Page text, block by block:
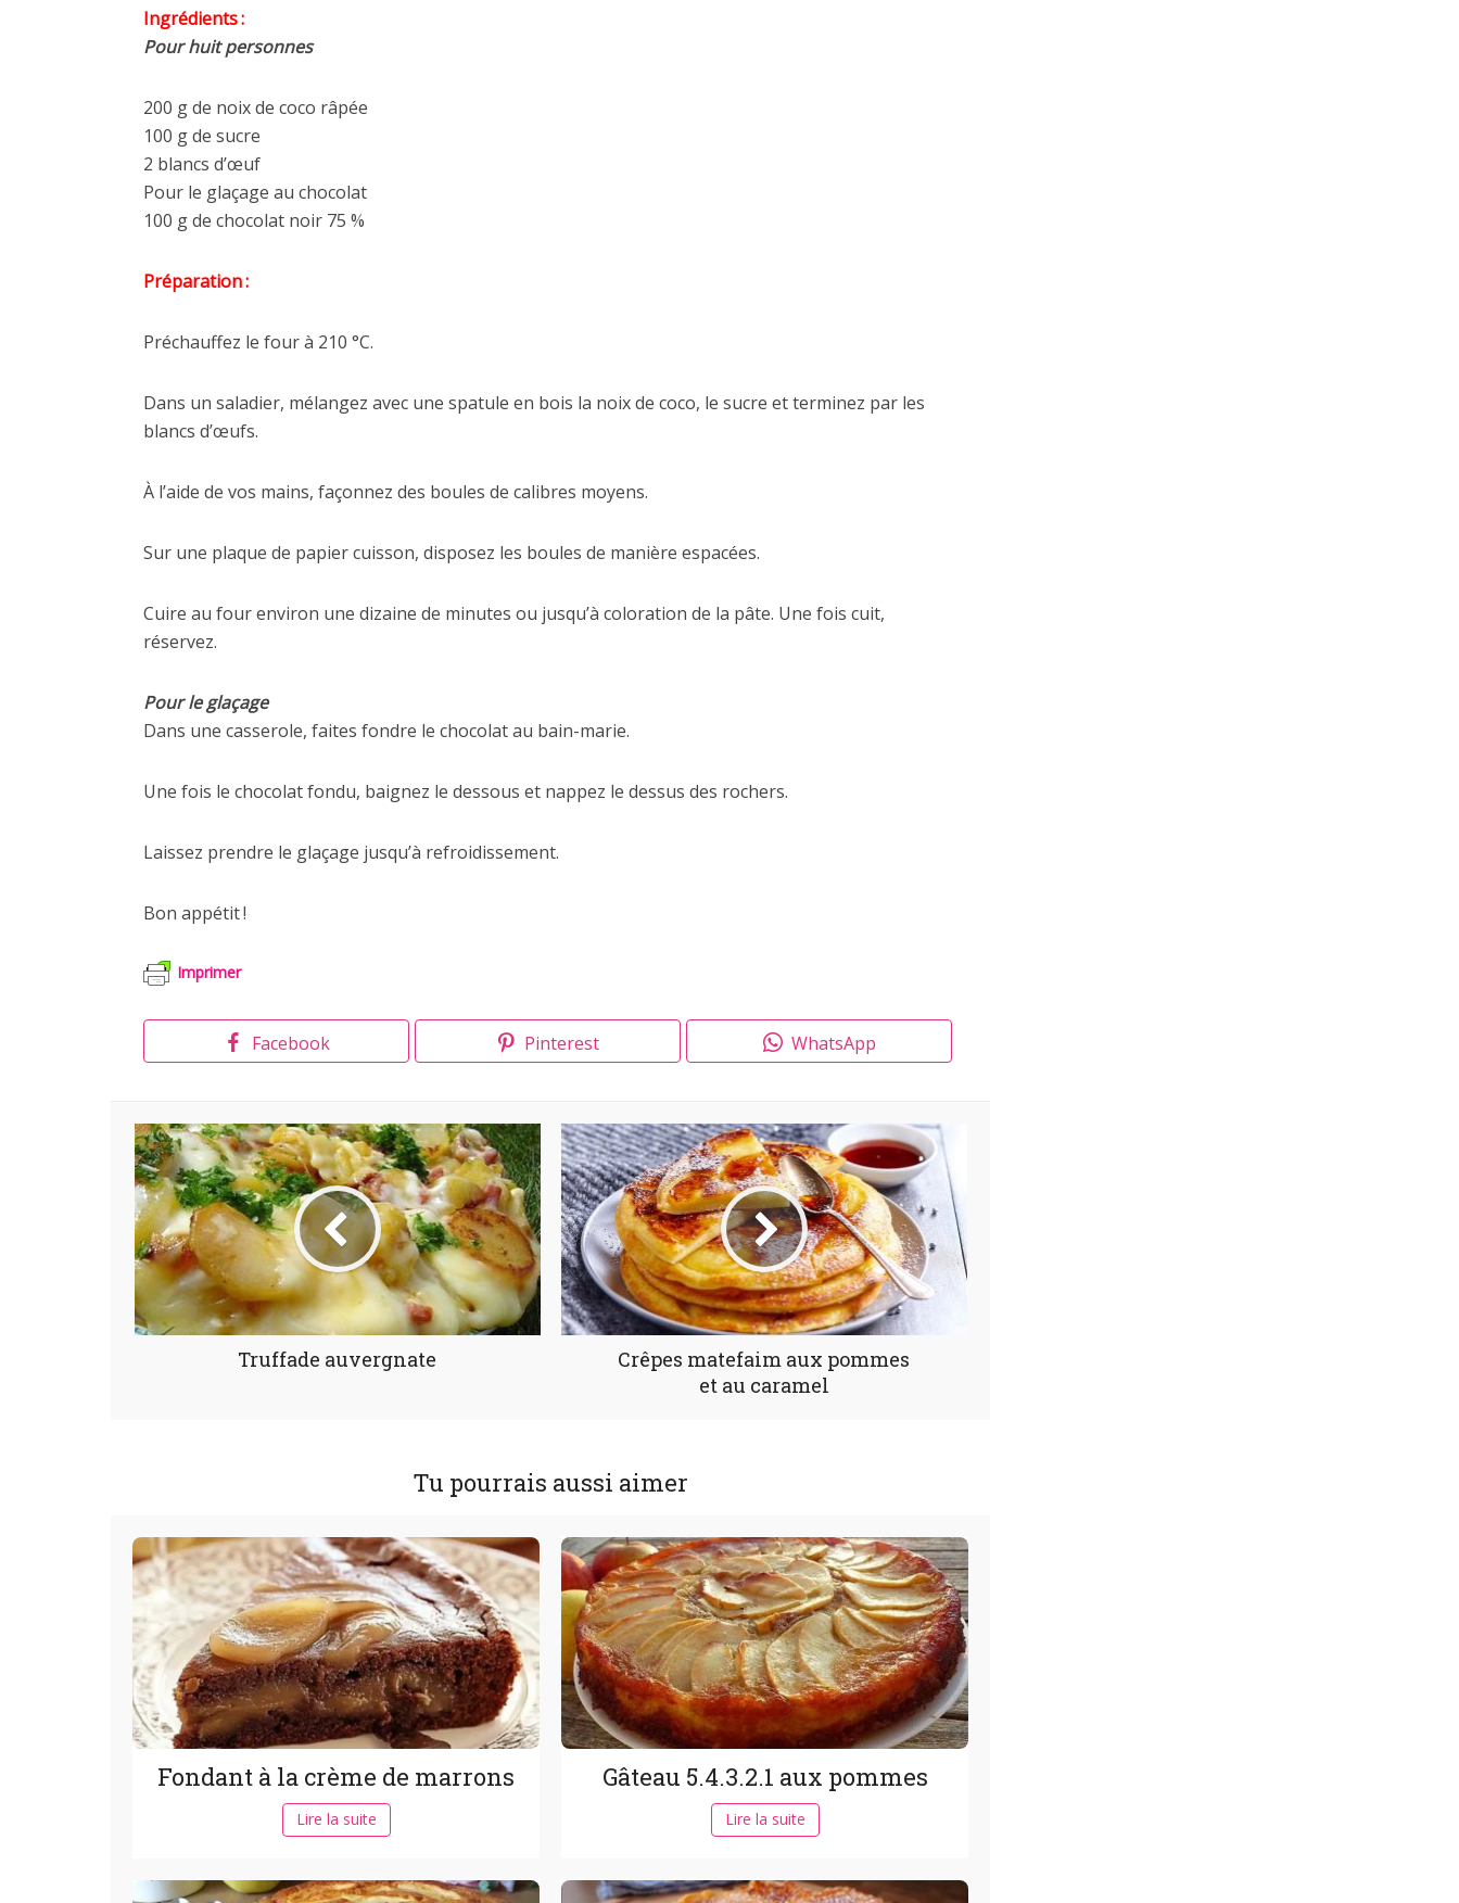
Ingrédients :
Pour huit personnes
200 g de noix de coco râpée
100 g de sucre
2 blancs d’œuf
Pour le glaçage au chocolat
100 g de chocolat noir 75 %
Préparation :
Préchauffez le four à 210 °C.
Dans un saladier, mélangez avec une spatule en bois la noix de coco, le sucre et terminez par les
blancs d’œufs.
À l’aide de vos mains, façonnez des boules de calibres moyens.
Sur une plaque de papier cuisson, disposez les boules de manière espacées.
Cuire au four environ une dizaine de minutes ou jusqu’à coloration de la pâte. Une fois cuit,
réservez.
Pour le glaçage
Dans une casserole, faites fondre le chocolat au bain-marie.
Une fois le chocolat fondu, baignez le dessous et nappez le dessus des rochers.
Laissez prendre le glaçage jusqu’à refroidissement.
Bon appétit !
Imprimer
Facebook Pinterest WhatsApp
Truffade auvergnate
Crêpes matefaim aux pommes
et au caramel
Tu pourrais aussi aimer
Fondant à la crème de marrons
Lire la suite
Gâteau 5.4.3.2.1 aux pommes
Lire la suite